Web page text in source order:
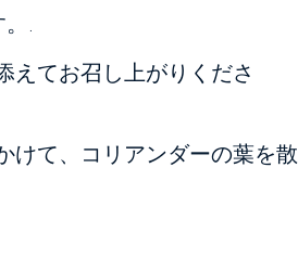
.
えてお召し上がりくださ
けて、コリアンダーの葉を散